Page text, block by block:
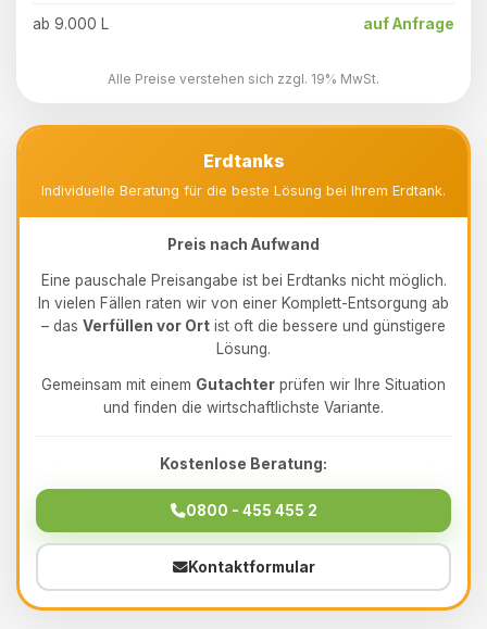
ab 9.000 L auf Anfrage
Alle Preise verstehen sich zzgl. 19% MwSt.
Erdtanks
Individuelle Beratung für die beste Lösung bei Ihrem Erdtank.
Preis nach Aufwand
Eine pauschale Preisangabe ist bei Erdtanks nicht möglich.
In vielen Fällen raten wir von einer Komplett-Entsorgung ab
– das Verfüllen vor Ort ist oft die bessere und günstigere
Lösung.
Gemeinsam mit einem Gutachter prüfen wir Ihre Situation
und finden die wirtschaftlichste Variante.
Kostenlose Beratung:
0800 - 455 455 2
Kontaktformular